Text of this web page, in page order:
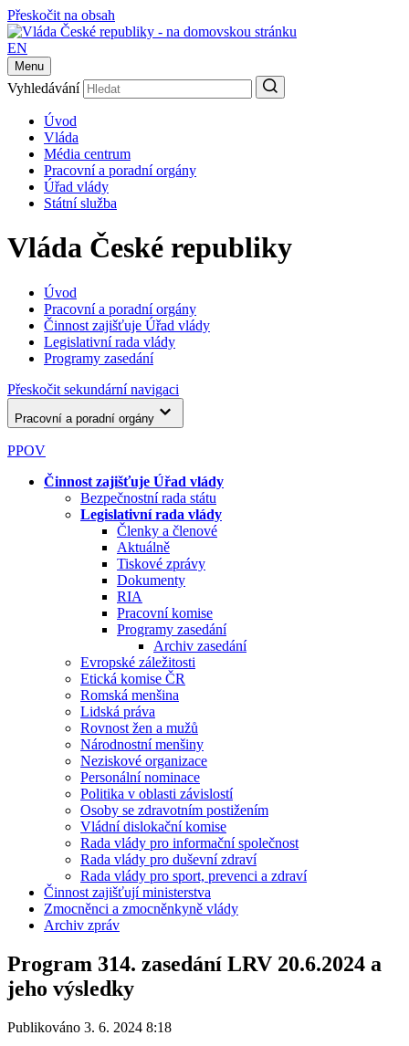
Přeskočit na obsah
EN
Menu
Vyhledávání
Úvod
Vláda
Média centrum
Pracovní a poradní orgány
Úřad vlády
Státní služba
Vláda České republiky
Úvod
Pracovní a poradní orgány
Činnost zajišťuje Úřad vlády
Legislativní rada vlády
Programy zasedání
Přeskočit sekundární navigaci
Pracovní a poradní orgány
PPOV
Činnost zajišťuje Úřad vlády
Bezpečnostní rada státu
Legislativní rada vlády
Členky a členové
Aktuálně
Tiskové zprávy
Dokumenty
RIA
Pracovní komise
Programy zasedání
Archiv zasedání
Evropské záležitosti
Etická komise ČR
Romská menšina
Lidská práva
Rovnost žen a mužů
Národnostní menšiny
Neziskové organizace
Personální nominace
Politika v oblasti závislostí
Osoby se zdravotním postižením
Vládní dislokační komise
Rada vlády pro informační společnost
Rada vlády pro duševní zdraví
Rada vlády pro sport, prevenci a zdraví
Činnost zajišťují ministerstva
Zmocněnci a zmocněnkyně vlády
Archiv zpráv
Program 314. zasedání LRV 20.6.2024 a
jeho výsledky
Publikováno 3. 6. 2024 8:18